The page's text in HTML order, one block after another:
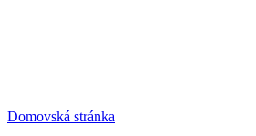
Domovská stránka